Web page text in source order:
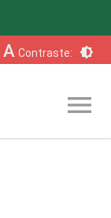
A Contraste: brightness_6
menu